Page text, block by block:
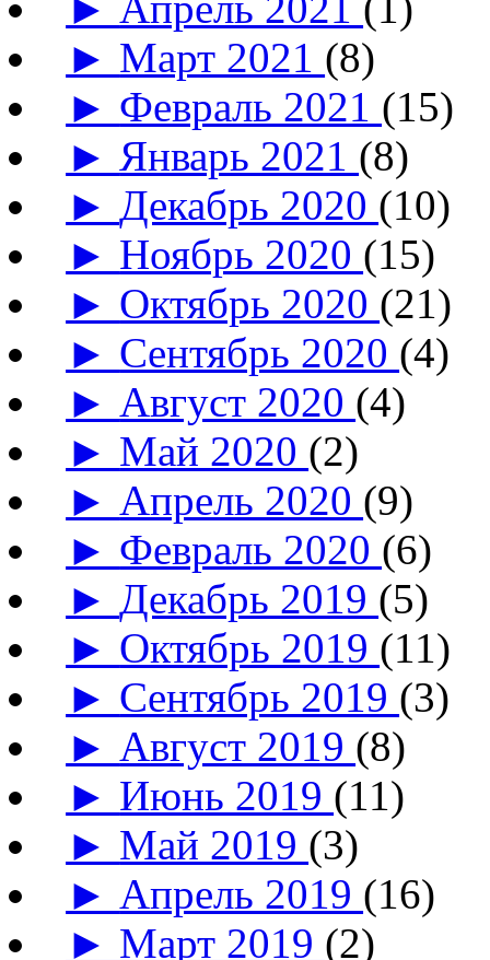
► Март 2021 (8)
► Февраль 2021 (15)
► Январь 2021 (8)
►Декабрь 2020 (10)
► Ноябрь 2020 (15)
► Октябрь 2020 (21)
► Сентябрь 2020 (4)
► Август 2020 (4)
► Май 2020 (2)
► Апрель 2020 (9)
► Февраль 2020 (6)
►Декабрь 2019 (5)
► Октябрь 2019 (11)
► Сентябрь 2019 (3)
► Август 2019 (8)
► Июнь 2019 (11)
► Май 2019 (3)
► Апрель 2019 (16)
► Март 2019 (2)